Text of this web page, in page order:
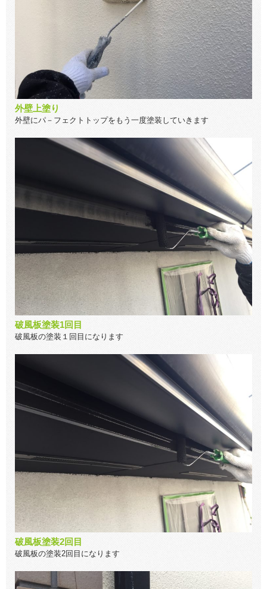
外壁上塗り
外壁にパ－フェクトトップをもう一度塗装していきます
破風板塗装1回目
破風板の塗装１回目になります
破風板塗装2回目
破風板の塗装2回目になります